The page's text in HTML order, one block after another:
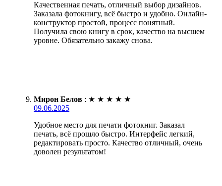
Качественная печать, отличный выбор дизайнов.
Заказала фотокнигу, всё быстро и удобно. Онлайн-
конструктор простой, процесс понятный.
Получила свою книгу в срок, качество на высшем
уровне. Обязательно закажу снова.
Мирон Белов : ★ ★ ★ ★ ★
09.06.2025
Удобное место для печати фотокниг. Заказал
печать, всё прошло быстро. Интерфейс легкий,
редактировать просто. Качество отличный, очень
доволен результатом!